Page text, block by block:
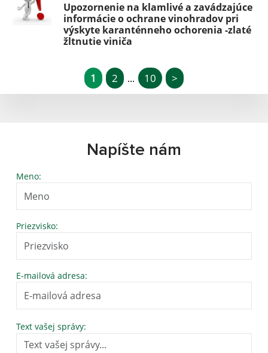
Upozornenie na klamlivé a zavádzajúce
informácie o ochrane vinohradov pri
výskyte karanténneho ochorenia -zlaté
žltnutie viniča
1 2 ... 10 >
Napíšte nám
Meno:
Priezvisko:
E-mailová adresa:
Text vašej správy: